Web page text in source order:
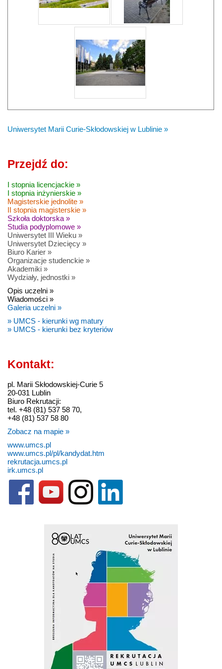
Uniwersytet Marii Curie-Skłodowskiej w Lublinie »
Przejdź do:
I stopnia licencjackie »
I stopnia inżynierskie »
Magisterskie jednolite »
II stopnia magisterskie »
Szkoła doktorska »
Studia podyplomowe »
Uniwersytet III Wieku »
Uniwersytet Dziecięcy »
Biuro Karier »
Organizacje studenckie »
Akademiki »
Wydziały, jednostki »
Opis uczelni »
Wiadomości »
Galeria uczelni »
» UMCS - kierunki wg matury
» UMCS - kierunki bez kryteriów
Kontakt:
pl. Marii Skłodowskiej-Curie 5
20-031 Lublin
Biuro Rekrutacji:
tel. +48 (81) 537 58 70,
+48 (81) 537 58 80
Zobacz na mapie »
www.umcs.pl
www.umcs.pl/pl/kandydat.htm
rekrutacja.umcs.pl
irk.umcs.pl